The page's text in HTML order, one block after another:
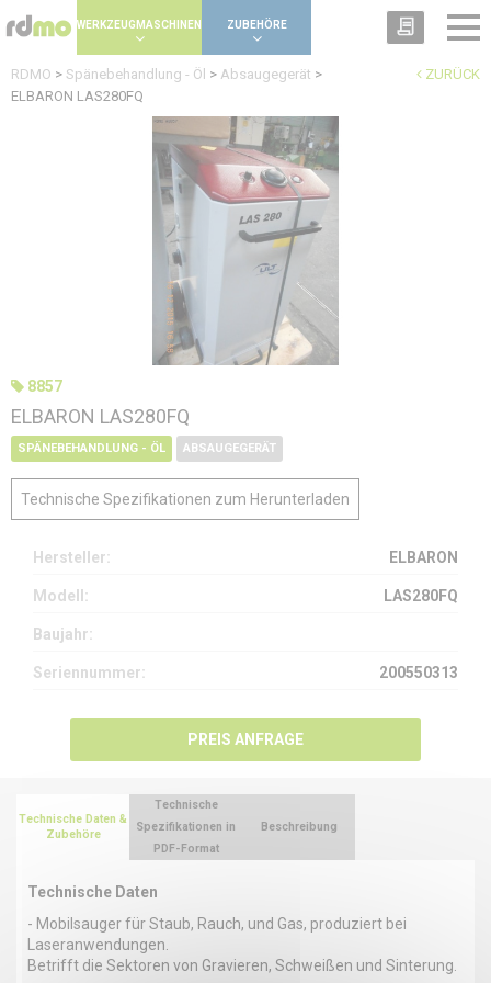
WERKZEUGMASCHINEN ZUBEHÖRE
ZURÜCK
RDMO > Spänebehandlung - Öl > Absaugegerät >
ELBARON LAS280FQ
8857
ELBARON LAS280FQ
SPÄNEBEHANDLUNG - ÖL ABSAUGEGERÄT
Technische Spezifikationen zum Herunterladen
Hersteller: ELBARON
Modell: LAS280FQ
Baujahr:
Seriennummer: 200550313
PREIS ANFRAGE
Technische Daten &
Zubehöre
Technische Daten
- Mobilsauger für Staub, Rauch, und Gas, produziert bei
Laseranwendungen.
Betrifft die Sektoren von Gravieren, Schweißen und Sinterung.
Technische
Spezifikationen in
PDF-Format
Beschreibung